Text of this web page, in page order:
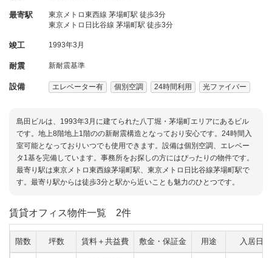
最寄駅
東京メトロ東西線 茅場町駅 徒歩3分
東京メトロ日比谷線 茅場町駅 徒歩3分
竣工 1993年3月
耐震 新耐震基準
設備 エレベーター有 個別空調 24時間利用 光ファイバー
島田ビルは、1993年3月に建てられた八丁堀・茅場町エリアにあるビル
です。地上8階地上1階のの新耐震構造となっており安心です。24時間入
室可能となっておりいつでも使用できます。設備は個別空調、エレベー
タ1基を完備しています。事務所をお探しの方にはぴったりの物件です。
最寄り駅は東京メトロ東西線茅場町駅、東京メトロ日比谷線茅場町駅で
す。最寄り駅からは徒歩3分と駅から近いことも魅力のひとつです。
賃貸オフィス物件一覧 2件
階数 坪数 賃料＋共益費 敷金・保証金 用途 入居日